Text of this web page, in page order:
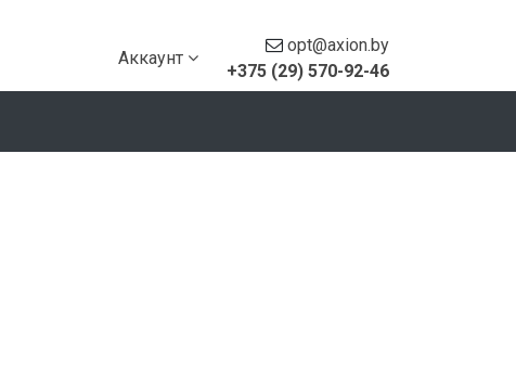
Аккаунт
opt@axion.by
+375 (29) 570-92-46